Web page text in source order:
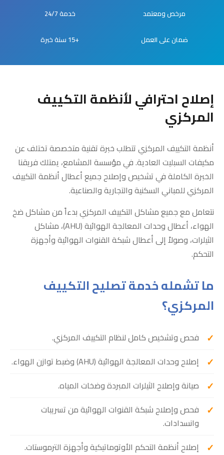
مرخص ومعتمد خدمة 24/7
ضمان على العمل +15 سنة خبرة
إصلاح احترافي لأنظمة التكييف
المركزي
أنظمة التكييف المركزي تتطلب خبرة تقنية متخصصة تختلف عن
مكيفات السبليت العادية. في مؤسسة المشامع، يمتلك فريقنا
الخبرة الكاملة في تشخيص وإصلاح جميع أعطال أنظمة التكييف
المركزي للمباني السكنية والتجارية والصناعية.
نتعامل مع جميع مشاكل التكييف المركزي بدءاً من مشاكل ضخ
الهواء، أعطال وحدات المعالجة الهوائية (AHU)، مشاكل
الثيلرات، وصولاً إلى أعطال شبكة القنوات الهوائية وأجهزة
التحكم.
ما تشمله خدمة تصليح التكييف
المركزي؟
فحص وتشخيص كامل لنظام التكييف المركزي.
إصلاح وحدات المعالجة الهوائية (AHU) وضبط توازن الهواء.
صيانة وإصلاح الثيلرات المبردة وضخات المياه.
فحص وإصلاح شبكة القنوات الهوائية من تسريبات
وانسدادات.
إصلاح أنظمة التحكم الأوتوماتيكية وأجهزة الترموستات.